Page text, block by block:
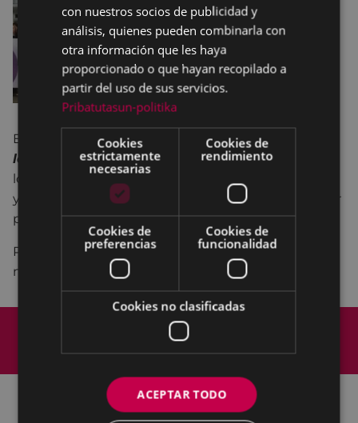
El 25 de noviembre es el
Día Internacional Contra
las Violencias Machistas.
Por este motivo, todos
los años, se convoca una concentración ciudadana,
y se hace la lectura del comunicado, para denunciar
públicamente la violencia machista.
Para conocer la historia del origen del 25 de
noviembre
PULSA AQUÍ
Política de cookies
con nuestros socios de publicidad y
análisis, quienes pueden combinarla con
otra información que les haya
proporcionado o que hayan recopilado a
partir del uso de sus servicios.
Pribatutasun-politika
Cookies
estrictamente
necesarias
Cookies de
rendimiento
Cookies de
preferencias
Cookies de
funcionalidad
Cookies no clasificadas
ACEPTAR TODO